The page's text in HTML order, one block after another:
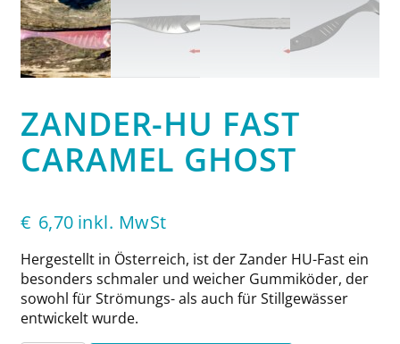
ZANDER-HU FAST
CARAMEL GHOST
€ 6,70 inkl. MwSt
Hergestellt in Österreich, ist der Zander HU-Fast ein
besonders schmaler und weicher Gummiköder, der
sowohl für Strömungs- als auch für Stillgewässer
entwickelt wurde.